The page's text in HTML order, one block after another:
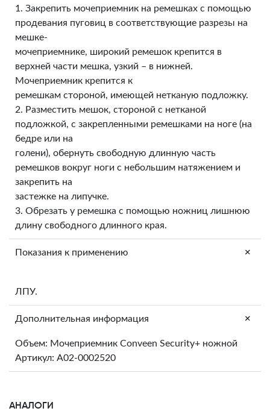
1. Закрепить мочеприемник на ремешках с помощью
продевания пуговиц в соответствующие разрезы на
мешке-
мочеприемнике, широкий ремешок крепится в
верхней части мешка, узкий – в нижней.
Мочеприемник крепится к
ремешкам стороной, имеющей нетканую подложку.
2. Разместить мешок, стороной с нетканой
подложкой, с закрепленными ремешками на ноге (на
бедре или на
голени), обернуть свободную длинную часть
ремешков вокруг ноги с небольшим натяжением и
закрепить на
застежке на липучке.
3. Обрезать у ремешка с помощью ножниц лишнюю
длину свободного длинного края.
Показания к применению +
ЛПУ.
Дополнительная информация +
Объем: Мочеприемник Conveen Security+ ножной
Артикул: A02-0002520
АНАЛОГИ